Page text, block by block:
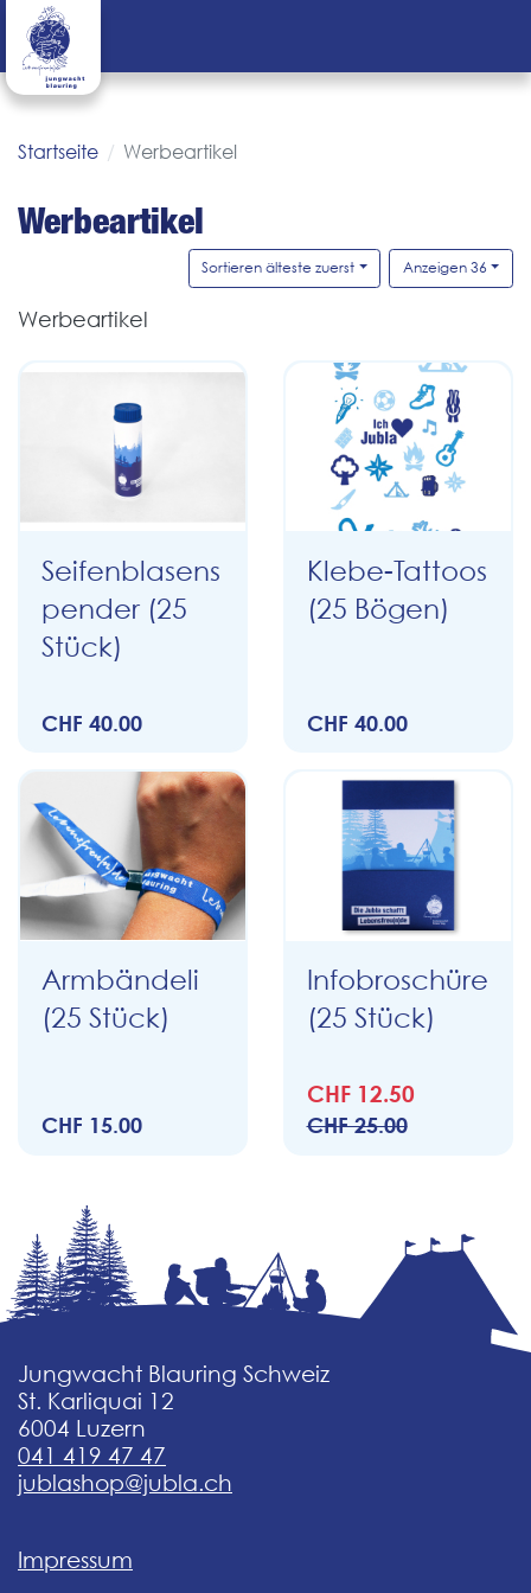
Startseite Werbeartikel
Werbeartikel
Anzeigen 36
Sortieren älteste zuerst
Werbeartikel
Seifenblasens
pender (25
Stück)
CHF 40.00
Klebe-Tattoos
(25 Bögen)
CHF 40.00
Armbändeli
(25 Stück)
CHF 15.00
Infobroschüre
(25 Stück)
CHF 12.50
CHF 25.00
Jungwacht Blauring Schweiz
St. Karliquai 12
6004 Luzern
041 419 47 47
jublashop@jubla.ch
Impressum